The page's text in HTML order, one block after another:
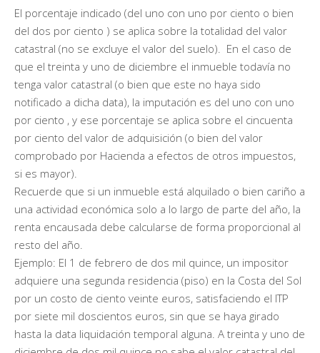
El porcentaje indicado (del uno con uno por ciento o bien
del dos por ciento ) se aplica sobre la totalidad del valor
catastral (no se excluye el valor del suelo). En el caso de
que el treinta y uno de diciembre el inmueble todavía no
tenga valor catastral (o bien que este no haya sido
notificado a dicha data), la imputación es del uno con uno
por ciento , y ese porcentaje se aplica sobre el cincuenta
por ciento del valor de adquisición (o bien del valor
comprobado por Hacienda a efectos de otros impuestos,
si es mayor).
Recuerde que si un inmueble está alquilado o bien cariño a
una actividad económica solo a lo largo de parte del año, la
renta encausada debe calcularse de forma proporcional al
resto del año.
Ejemplo: El 1 de febrero de dos mil quince, un impositor
adquiere una segunda residencia (piso) en la Costa del Sol
por un costo de ciento veinte euros, satisfaciendo el ITP
por siete mil doscientos euros, sin que se haya girado
hasta la data liquidación temporal alguna. A treinta y uno de